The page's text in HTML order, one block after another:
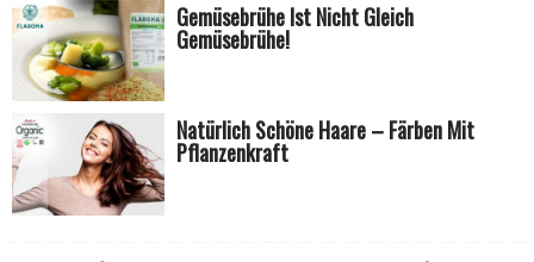
Gemüsebrühe Ist Nicht Gleich
Gemüsebrühe!
Natürlich Schöne Haare – Färben Mit
Pflanzenkraft